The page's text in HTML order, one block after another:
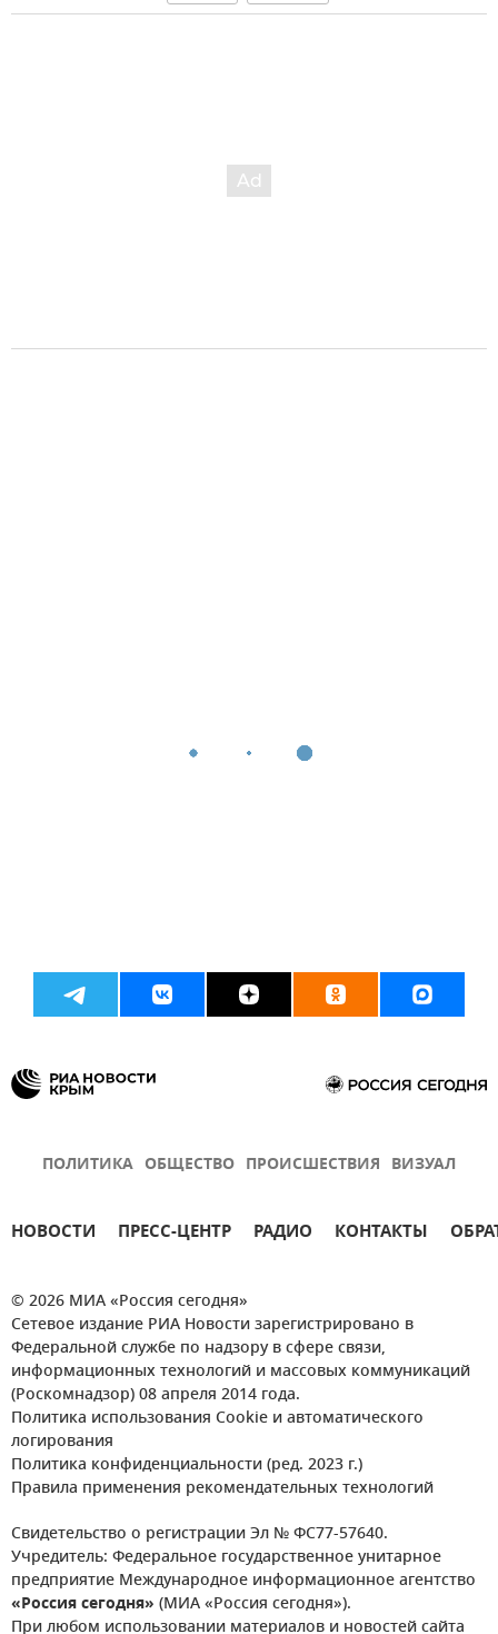
ПОЛИТИКА ОБЩЕСТВО ПРОИСШЕСТВИЯ ВИЗУАЛ
НОВОСТИ ПРЕСС-ЦЕНТР РАДИО КОНТАКТЫ
© 2026 МИА «Россия сегодня»
Сетевое издание РИА Новости зарегистрировано в
Федеральной службе по надзору в сфере связи,
информационных технологий и массовых коммуникаций
(Роскомнадзор) 08 апреля 2014 года.
Политика использования Cookie и автоматического
логирования
Политика конфиденциальности (ред. 2023 г.)
Правила применения рекомендательных технологий
Свидетельство о регистрации Эл № ФС77-57640.
Учредитель: Федеральное государственное унитарное
предприятие Международное информационное агентство
«Россия сегодня» (МИА «Россия сегодня»).
При любом использовании материалов и новостей сайта